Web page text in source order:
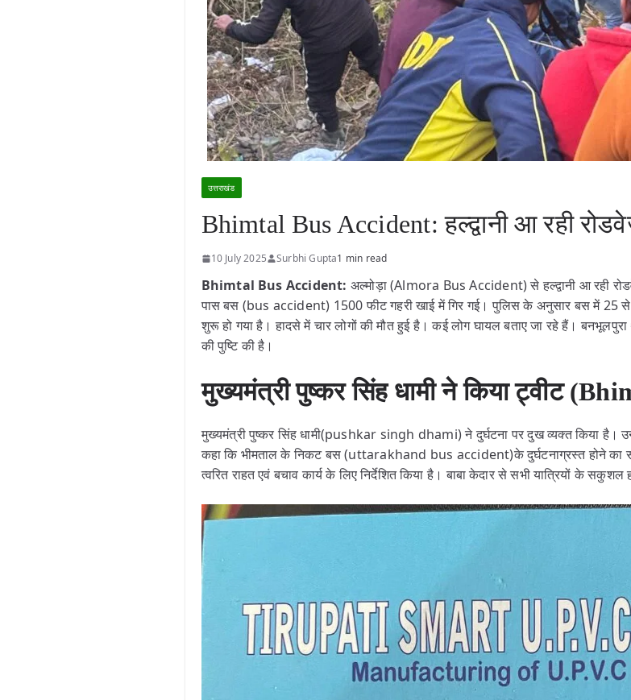
उत्तराखंड
Bhimtal Bus Accident: हल्द्वानी आ रही
10 July 2025 Surbhi Gupta1 min read
Bhimtal Bus Accident: अल्मोड़ा (Almora Bus Accident) से हल्द्वानी आ रही
पास बस (bus accident) 1500 फीट गहरी खाई में गिर गई। पुलिस के अनुसार बस में 25 से
शुरू हो गया है। हादसे में चार लोगों की मौत हुई है। कई लोग घायल बताए जा रहे हैं। बनभूलपुरा
की पुष्टि की है।
मुख्यमंत्री पुष्कर सिंह धामी ने किया ट्वीट(
मुख्यमंत्री पुष्कर सिंह धामी(pushkar singh dhami) ने दुर्घटना पर दुख व्यक्त किया है।
कहा कि भीमताल के निकट बस (uttarakhand bus accident)के दुर्घटनाग्रस्त होने का
त्वरित राहत एवं बचाव कार्य के लिए निर्देशित किया है। बाबा केदार से सभी यात्रियों के सकुशल